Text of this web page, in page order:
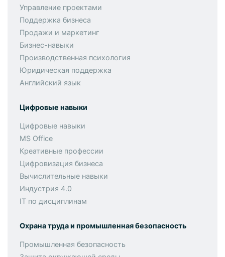
Управление проектами
Поддержка бизнеса
Продажи и маркетинг
Бизнес-навыки
Производственная психология
Юридическая поддержка
Английский язык
Цифровые навыки
Цифровые навыки
MS Office
Креативные профессии
Цифровизация бизнеса
Вычислительные навыки
Индустрия 4.0
IT по дисциплинам
Охрана труда и промышленная безопасность
Промышленная безопасность